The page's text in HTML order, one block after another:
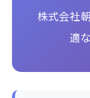
株式会社
適